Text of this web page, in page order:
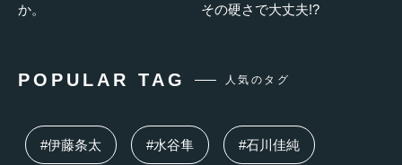
か。
その硬さで大丈夫!?
POPULAR TAG 人気のタグ
#伊藤条太 #水谷隼 #石川佳純